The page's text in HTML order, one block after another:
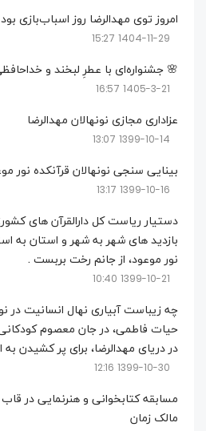
امروز توی مهدالرضا روز اسباب‌بازی
1404-11-29 15:27
🌸 جشنواره‌ای با عطرِ لبخند و
1405-3-21 16:57
عزاداری مجازی نونهالان مهدالرضا
1399-10-14 13:07
بینایی سنجی نونهالان قرآنکده نور
1399-10-16 13:17
دستیار ریاست کل دارالقرآن های
بازدید های شهر به شهر و استان به
نور موعود، از جانم رخت بربست .
1399-10-21 10:40
چه زیباست آبیاری نهال انسانیت در
حیات فاطمی، در جان معصوم
در دریای مهدالرضا، برای پر کشیدن به
1399-10-30 12:16
مسابقه کتابخوانی و هنرنمایی در
مالک زمان